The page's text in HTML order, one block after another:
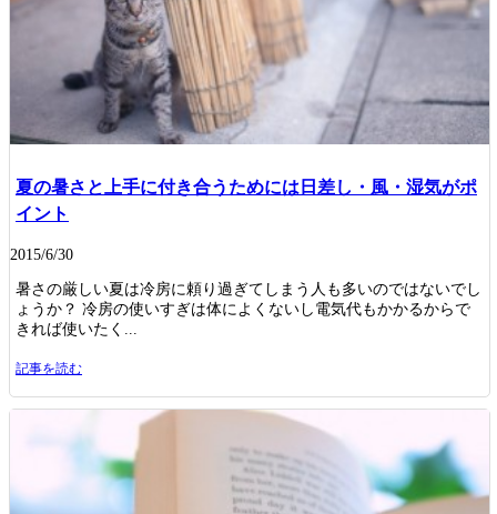
夏の暑さと上手に付き合うためには日差し・風・湿気がポ
イント
2015/6/30
暑さの厳しい夏は冷房に頼り過ぎてしまう人も多いのではないでし
ょうか？ 冷房の使いすぎは体によくないし電気代もかかるからで
きれば使いたく...
記事を読む